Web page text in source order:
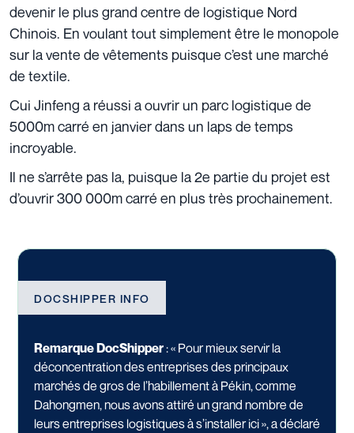
devenir le plus grand centre de logistique Nord
Chinois. En voulant tout simplement être le monopole
sur la vente de vêtements puisque c’est une marché
de textile.
Cui Jinfeng a réussi a ouvrir un parc logistique de
5000m carré en janvier dans un laps de temps
incroyable.
Il ne s’arrête pas la, puisque la 2e partie du projet est
d’ouvrir 300 000m carré en plus très prochainement.
DOCSHIPPER INFO
Remarque DocShipper: « Pour mieux servir la
déconcentration des entreprises des principaux
marchés de gros de l’habillement à Pékin, comme
Dahongmen, nous avons attiré un grand nombre de
leurs entreprises logistiques à s’installer ici », a déclaré